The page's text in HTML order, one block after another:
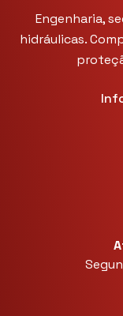
Engenharia,
hidráulicas.